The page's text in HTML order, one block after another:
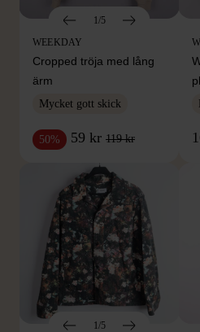
1/5
WEEKDAY
Cropped tröja med lång
ärm
Mycket gott skick
50% 59 kr 119 kr
1/5